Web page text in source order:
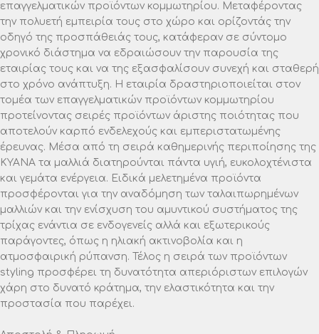
επαγγελματικών προϊόντων κομμωτηρίου. Μεταφέροντας
την πολυετή εμπειρία τους στο χώρο και ορίζοντάς την
οδηγό της προσπάθειάς τους, κατάφεραν σε σύντομο
χρονικό διάστημα να εδραιώσουν την παρουσία της
εταιρίας τους και να της εξασφαλίσουν συνεχή και σταθερή
στο χρόνο ανάπτυξη. Η εταιρία δραστηριοποιείται στον
τομέα των επαγγελματικών προϊόντων κομμωτηρίου
προτείνοντας σειρές προϊόντων άριστης ποιότητας που
αποτελούν καρπό ενδελεχούς και εμπεριστατωμένης
έρευνας. Μέσα από τη σειρά καθημερινής περιποίησης της
ΚΥΑΝΑ τα μαλλιά διατηρούνται πάντα υγιή, ευκολοχτένιστα
και γεμάτα ενέργεια. Ειδικά μελετημένα προϊόντα
προσφέρονται για την αναδόμηση των ταλαιπωρημένων
μαλλιών και την ενίσχυση του αμυντικού συστήματος της
τρίχας ενάντια σε ενδογενείς αλλά και εξωτερικούς
παράγοντες, όπως η ηλιακή ακτινοβολία και η
ατμοσφαιρική ρύπανση. Τέλος η σειρά των προϊόντων
styling προσφέρει τη δυνατότητα απεριόριστων επιλογών
χάρη στο δυνατό κράτημα, την ελαστικότητα και την
προστασία που παρέχει.